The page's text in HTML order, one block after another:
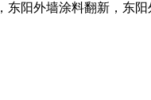
，东阳外墙涂料翻新，东